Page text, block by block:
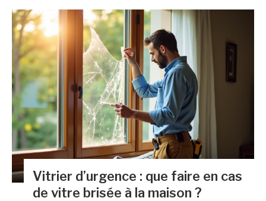
Vitrier d’urgence : que faire en cas
de vitre brisée à la maison ?